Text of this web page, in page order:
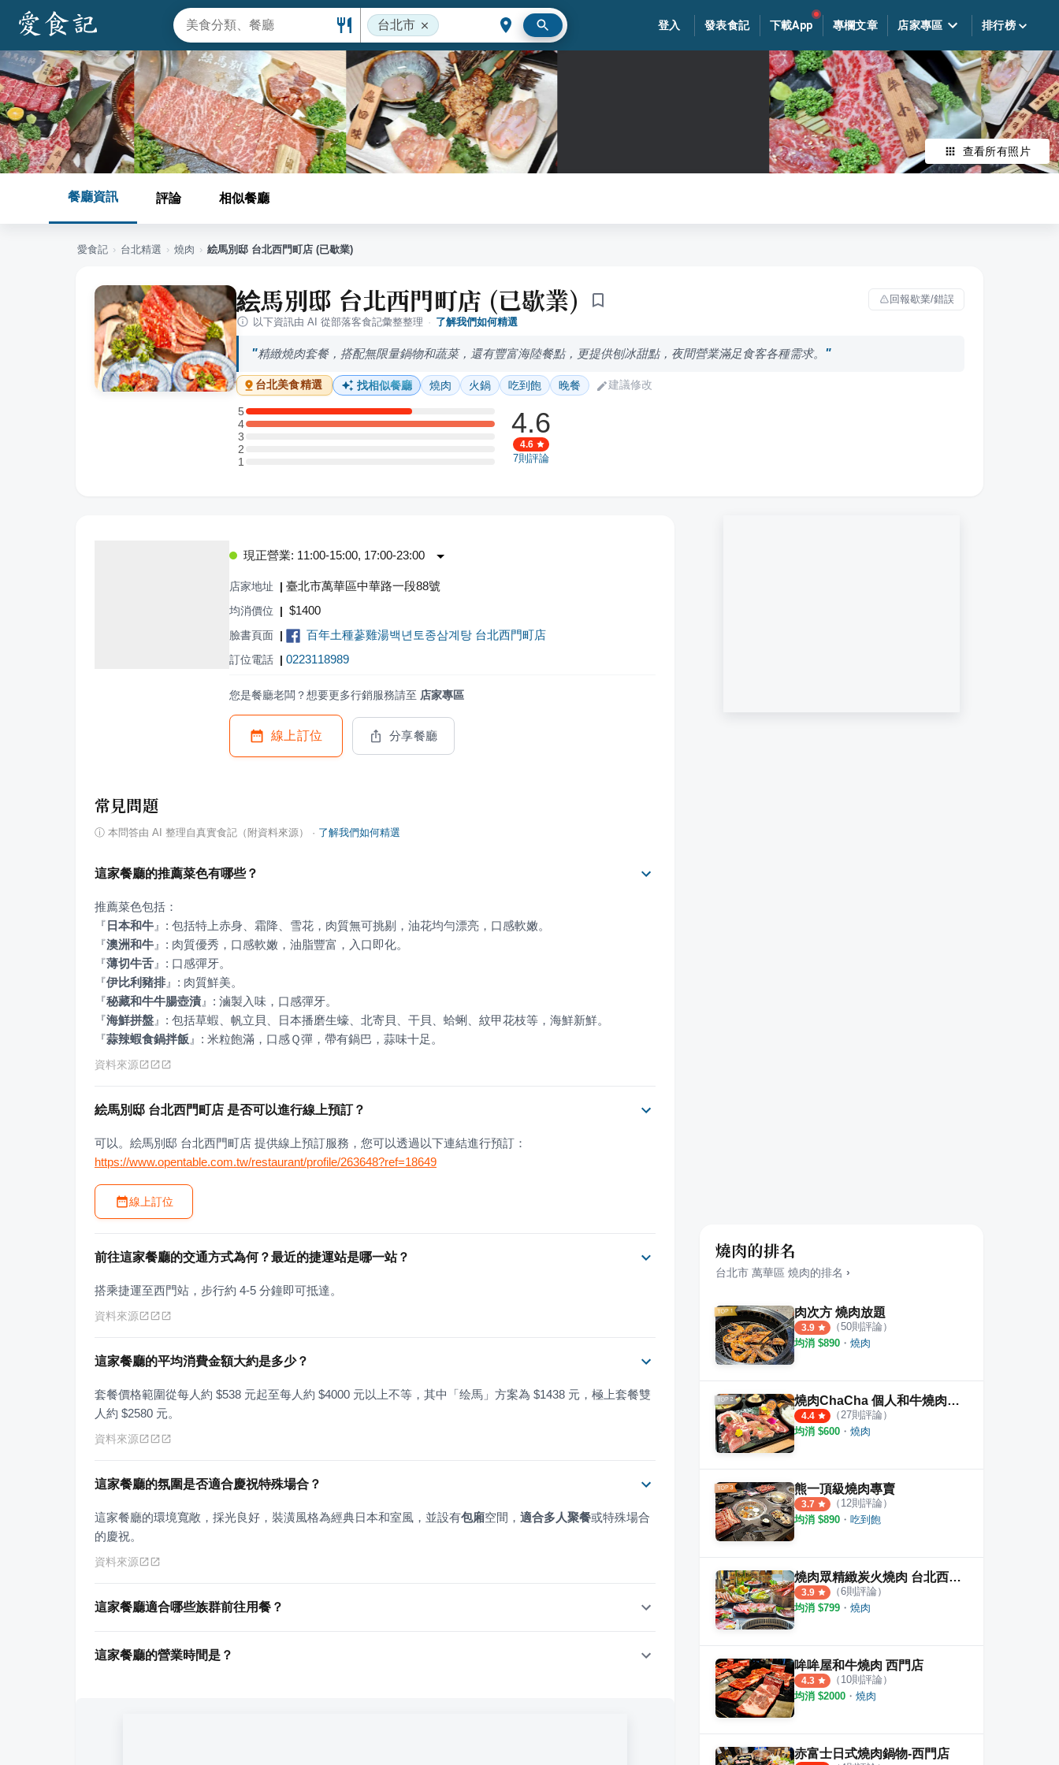
台北市 登入 發表食記 下載App 專欄文章 店家專區 排行榜
查看所有照片
餐廳資訊 評論 相似餐廳
愛食記 › 台北精選 › 燒肉 › 絵馬別邸 台北西門町店 (已歇業)
絵馬別邸 台北西門町店 (已歇業)
回報歇業/錯誤
以下資訊由 AI 從部落客食記彙整整理 · 了解我們如何精選
精緻燒肉套餐，搭配無限量鍋物和蔬菜，還有豐富海陸餐點，更提供刨冰甜點，夜間營業滿足食客各種需求。
台北美食精選 找相似餐廳 燒肉 火鍋 吃到飽 晚餐 建議修改
5
5 星：2 則評論
4
4 星：3 則評論
3
3 星：0 則評論
2
2 星：0 則評論
11 星：0 則評論
4.6
4.6
7則評論
現正營業: 11:00-15:00, 17:00-23:00
店家地址 | 臺北市萬華區中華路一段88號
均消價位 | $1400
臉書頁面 | 百年土種蔘雞湯백년토종삼계탕 台北西門町店
訂位電話 | 0223118989
您是餐廳老闆？想要更多行銷服務請至 店家專區
線上訂位 分享餐廳
常見問題
ⓘ 本問答由 AI 整理自真實食記（附資料來源） · 了解我們如何精選
這家餐廳的推薦菜色有哪些？
『 日本和牛 』
『澳洲和牛 』
『薄切牛舌 』
『伊比利豬排』
『秘藏和牛牛腸壺漬 』
『海鮮拼盤 』
『蒜辣蝦食鍋拌飯 』 : 米粒飽滿，口感Ｑ彈，帶有鍋巴，蒜味十足。
資料來源
絵馬別邸 台北西門町店 是否可以進行線上預訂？
可以。絵馬別邸 台北西門町店 提供線上預訂服務，您可以透過以下連結進行預訂：
https://www.opentable.com.tw/restaurant/profile/263648?ref=18649
線上訂位
前往這家餐廳的交通方式為何？最近的捷運站是哪一站？
搭乘捷運至西門站，步行約 4-5 分鐘即可抵達。
資料來源
這家餐廳的平均消費金額大約是多少？
套餐價格範圍從每人約 $538 元起至每人約 $4000 元以上不等，其中「绘馬」方案為 $1438 元，極上套餐雙
人約 $2580 元。
資料來源
這家餐廳的氛圍是否適合慶祝特殊場合？
這家餐廳的環境寬敞，採光良好，裝潢風格為經典日本和室風，並設有包廂空間， 適合多人聚餐或特殊場合
的慶祝。
資料來源
這家餐廳適合哪些族群前往用餐？
這家餐廳的營業時間是？
燒肉的排名
台北市 萬華區 燒肉的排名 ›
肉次方 燒肉放題
3.9 （50則評論）
均消 $890 ・ 燒肉
燒肉ChaCha 個人和牛燒肉專賣
4.4 （27則評論）
均消 $600 ・ 燒肉
熊一頂級燒肉專賣
3.7 （ 12則評論）
均消 $890 ・ 吃到飽
燒肉眾精緻炭火燒肉 台北西門店
3.9 （6則評論）
均消 $799 ・ 燒肉
哞哞屋和牛燒肉 西門店
4.3 （ 10則評論）
均消 $2000 ・ 燒肉
赤富士日式燒肉鍋物-西門店